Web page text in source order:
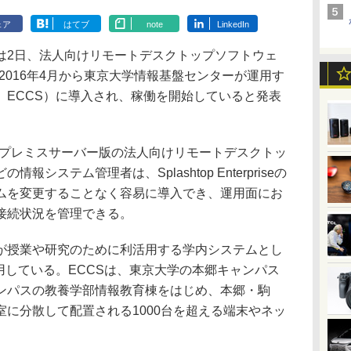
ア はてブ note LinkedIn
、法人向けリモートデスクトップソフトウェ
年4月から東京大学情報基盤センターが運用す
ECCS）に導入され、稼働を開始していると発表
ミスサーバー版の法人向けリモートデスクトッ
の情報システム管理者は、Splashtop Enterpriseの
を変更することなく容易に導入でき、運用面にお
状況を管理できる。
業や研究のために利活用する学内システムとし
ている。ECCSは、東京大学の本郷キャンパス
パスの教養学部情報教育棟をはじめ、本郷・駒
分散して配置される1000台を超える端末やネッ